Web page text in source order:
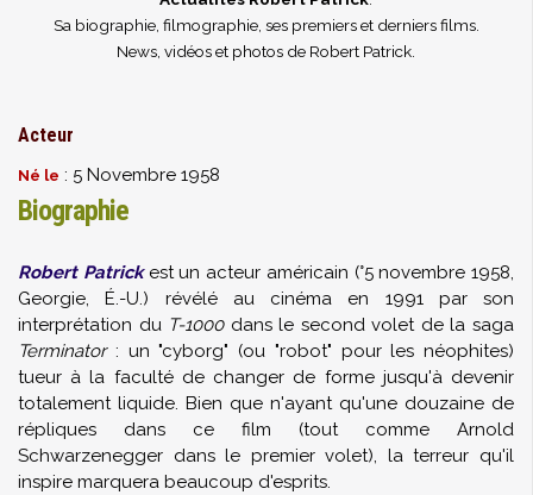
Sa biographie, filmographie, ses premiers et derniers films.
News, vidéos et photos de Robert Patrick.
Acteur
Né le : 5 Novembre 1958
Biographie
Robert Patrickest un acteur américain (°5 novembre 1958,
Georgie, É.-U.) révélé au cinéma en 1991 par son
interprétation du T-1000dans le second volet de la saga
Terminator: un "cyborg" (ou "robot" pour les néophites)
tueur à la faculté de changer de forme jusqu'à devenir
totalement liquide. Bien que n'ayant qu'une douzaine de
répliques dans ce film (tout comme Arnold
Schwarzenegger dans le premier volet), la terreur qu'il
inspire marquera beaucoup d'esprits.